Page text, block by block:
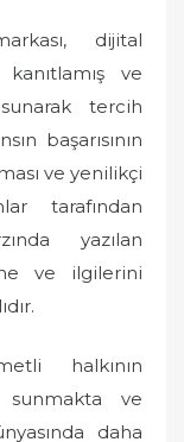
dijital
ve
tercih
başarısının
ve yenilikçi
tarafından
yazılan
ve ilgilerini
halkının
sunmakta ve
daha